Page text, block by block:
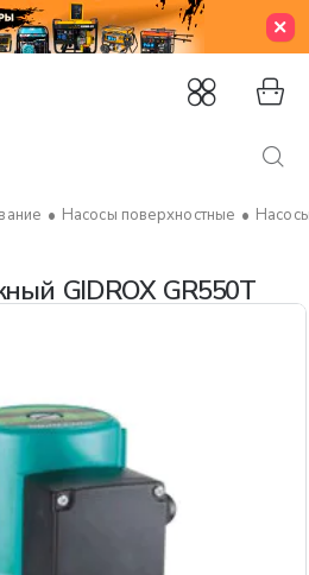
GIDROX GR550T
Насосы поверхностные